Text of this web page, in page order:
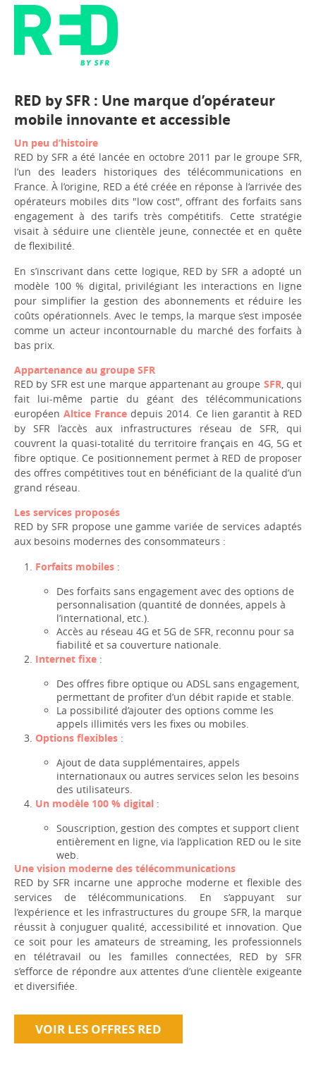
RED by SFR : Une marque d’opérateur
mobile innovante et accessible
Un peu d’histoire
RED by SFR a été lancée en octobre 2011 par le groupe SFR,
l’un des leaders historiques des télécommunications en
France. À l’origine, RED a été créée en réponse à l’arrivée des
opérateurs mobiles dits "low cost", offrant des forfaits sans
engagement à des tarifs très compétitifs. Cette stratégie
visait à séduire une clientèle jeune, connectée et en quête
de flexibilité.
En s’inscrivant dans cette logique, RED by SFR a adopté un
modèle 100 % digital, privilégiant les interactions en ligne
pour simplifier la gestion des abonnements et réduire les
coûts opérationnels. Avec le temps, la marque s’est imposée
comme un acteur incontournable du marché des forfaits à
bas prix.
Appartenance au groupe SFR
RED by SFR est une marque appartenant au groupe SFR, qui
fait lui-même partie du géant des télécommunications
européenAltice France depuis 2014. Ce lien garantit à RED
by SFR l’accès aux infrastructures réseau de SFR, qui
couvrent la quasi-totalité du territoire français en 4G, 5G et
fibre optique. Ce positionnement permet à RED de proposer
des offres compétitives tout en bénéficiant de la qualité d’un
grand réseau.
Les services proposés
RED by SFR propose une gamme variée de services adaptés
aux besoins modernes des consommateurs :
Forfaits mobiles :
Des forfaits sans engagement avec des options de
personnalisation (quantité de données, appels à
l’international, etc.).
Accès au réseau 4G et 5G de SFR, reconnu pour sa
fiabilité et sa couverture nationale.
Internet fixe :
Des offres fibre optique ou ADSL sans engagement,
permettant de profiter d’un débit rapide et stable.
La possibilité d’ajouter des options comme les
appels illimités vers les fixes ou mobiles.
Options flexibles :
Ajout de data supplémentaires, appels
internationaux ou autres services selon les besoins
des utilisateurs.
Un modèle 100 % digital :
Souscription, gestion des comptes et support client
entièrement en ligne, via l’application RED ou le site
web.
Une vision moderne des télécommunications
RED by SFR incarne une approche moderne et flexible des
services de télécommunications. En s’appuyant sur
l’expérience et les infrastructures du groupe SFR, la marque
réussit à conjuguer qualité, accessibilité et innovation. Que
ce soit pour les amateurs de streaming, les professionnels
en télétravail ou les familles connectées, RED by SFR
s’efforce de répondre aux attentes d’une clientèle exigeante
et diversifiée.
VOIR LES OFFRES RED